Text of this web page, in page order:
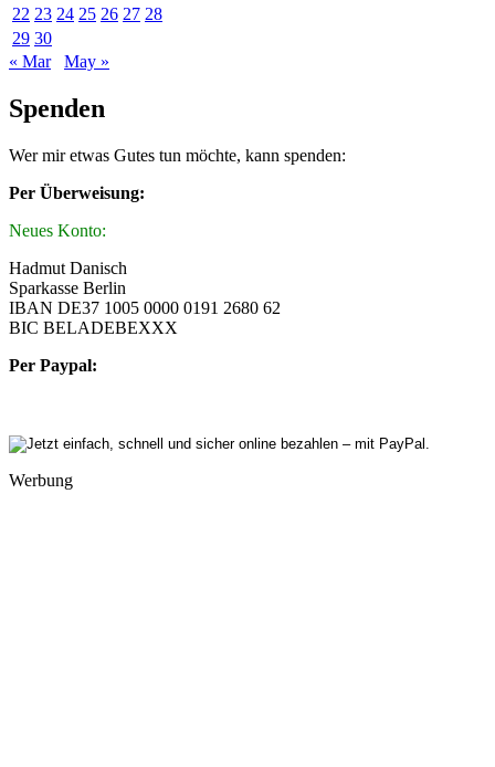
22 23 24 25 26 27 28
29 30
« Mar
May »
Spenden
Wer mir etwas Gutes tun möchte, kann spenden:
Per Überweisung:
Neues Konto:
Hadmut Danisch
Sparkasse Berlin
IBAN DE37 1005 0000 0191 2680 62
BIC BELADEBEXXX
Per Paypal:
Werbung